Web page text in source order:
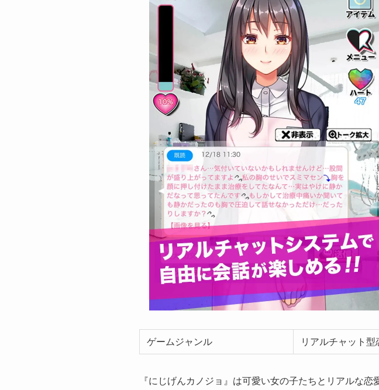
ゲームジャンル リアルチャット
『にじげんカノジョ』は可愛い女の子たちとリアルな